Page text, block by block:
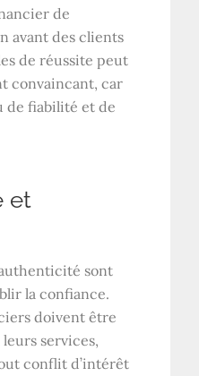
de
avant des clients
de réussite peut
convaincant, car
de fiabilité et de
et
sont
la confiance.
doivent être
services,
conflit d’intérêt